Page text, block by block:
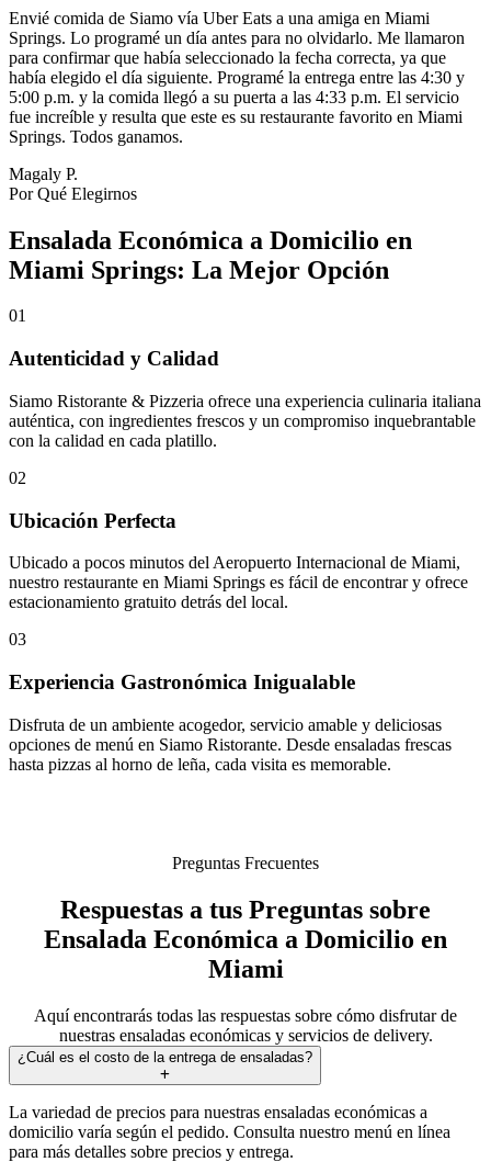
Envié comida de Siamo vía Uber Eats a una amiga en Miami
Springs. Lo programé un día antes para no olvidarlo. Me llamaron
para confirmar que había seleccionado la fecha correcta, ya que
había elegido el día siguiente. Programé la entrega entre las 4:30 y
5:00 p.m. y la comida llegó a su puerta a las 4:33 p.m. El servicio
fue increíble y resulta que este es su restaurante favorito en Miami
Springs. Todos ganamos.
Magaly P.
Por Qué Elegirnos
Ensalada Económica a Domicilio en
Miami Springs: La Mejor Opción
01
Autenticidad y Calidad
Siamo Ristorante & Pizzeria ofrece una experiencia culinaria italiana
auténtica, con ingredientes frescos y un compromiso inquebrantable
con la calidad en cada platillo.
02
Ubicación Perfecta
Ubicado a pocos minutos del Aeropuerto Internacional de Miami,
nuestro restaurante en Miami Springs es fácil de encontrar y ofrece
estacionamiento gratuito detrás del local.
03
Experiencia Gastronómica Inigualable
Disfruta de un ambiente acogedor, servicio amable y deliciosas
opciones de menú en Siamo Ristorante. Desde ensaladas frescas
hasta pizzas al horno de leña, cada visita es memorable.
Preguntas Frecuentes
Respuestas a tus Preguntas sobre
Ensalada Económica a Domicilio en
Miami
Aquí encontrarás todas las respuestas sobre cómo disfrutar de
nuestras ensaladas económicas y servicios de delivery.
¿Cuál es el costo de la entrega de ensaladas?
La variedad de precios para nuestras ensaladas económicas a
domicilio varía según el pedido. Consulta nuestro menú en línea
para más detalles sobre precios y entrega.